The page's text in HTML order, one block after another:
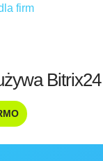
firm
Bitrix24